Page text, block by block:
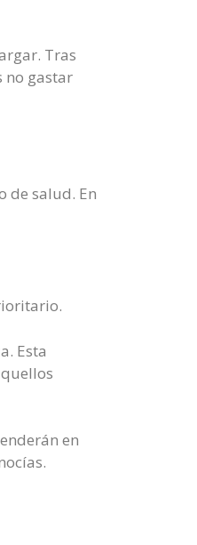
Tras
no gastar
de salud. En
Esta
en